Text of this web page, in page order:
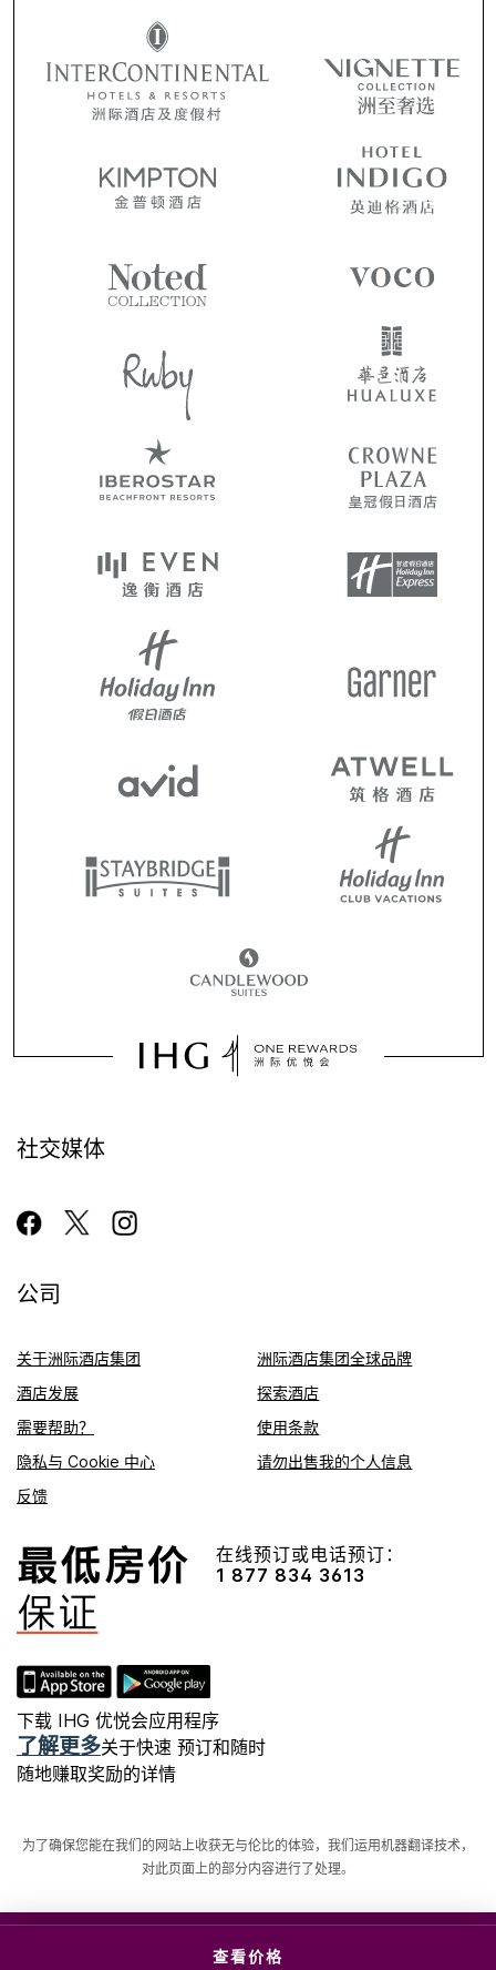
查看价格
社交媒体
公司
关于洲际酒店集团
洲际酒店集团全球品牌
酒店发展
探索酒店
需要帮助？
使用条款
隐私与 Cookie 中心
请勿出售我的个人信息
反馈
在线预订或电话预订：
1 877 834 3613
下载 IHG 优悦会应用程序
了解更多关于快速 预订和随时
随地赚取奖励的详情
为了确保您能在我们的网站上收获无与伦比的体验，我们运用机器翻译技术，
对此页面上的部分内容进行了处理。
为独立产权及独立经营。 沪ICP备09027645号-1